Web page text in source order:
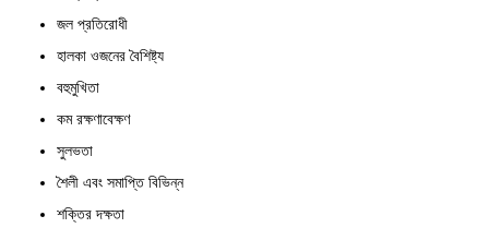
জল প্রতিরোধী
হালকা ওজনের বৈশিষ্ট্য
বহুমুখিতা
কম রক্ষণাবেক্ষণ
সুলভতা
শৈলী এবং সমাপ্তি বিভিন্ন
শক্তির দক্ষতা